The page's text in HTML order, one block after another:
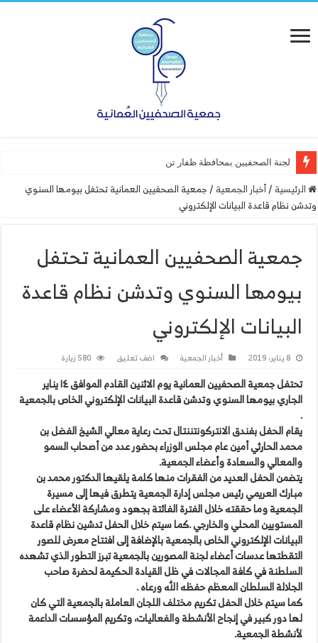
لجنة الصحفيين بمحافظة ظفار تنفذ ورشة عمل “أ
الرئيسية /أخبار الجمعية /جمعية الصحفيين العمانية تحتفل بيومها السنوي
وتدشن نظام قاعدة البيانات الإلكتروني
جمعية الصحفيين العمانية تحتفل
بيومها السنوي وتدشن نظام قاعدة
البيانات الإلكتروني
8 يناير، 2019 أخبار الجمعية اضف تعليق 580 زيارة
تحتفل جمعية الصحفيين العمانية يوم الاثنين القادم الموافق ١٤ يناير
الجاري بيومها السنوي وتدشن قاعدة البيانات الإلكتروني الخاص بالجمعية
.
يقام الحفل بفندق الانتركونتننتال تحت رعاية معالي الشيخ الفضل بن
محمد الحارثي أمين عام مجلس الوزراء بحضور عدد من أصحاب السمو
والمعالي والسعادة وأعضاء الجمعية.
يتضمن الحفل العديد من الفقرات منها كلمة يلقيها الدكتور محمد بن
مبارك العريمي رئيس مجلس إدارة الجمعية يتطرق فيها إلى مسيرة
الجمعية وما حققته خلال الفترة الفائتة بجهود ومشاركة الأعضاء على
المستويين المحلي والخارجي .كما سيتم خلال الحفل تدشين نظام قاعدة
البيانات الإلكتروني الخاص بالجمعية بالإضافة إلى افتتاح معرض للصور
التقطتها عدسات أعضاء لجنة المصورين بالجمعية تبرز التطور الذي تشهده
السلطنة في كافة المجالات في ظل القيادة الحكيمة لحضرة صاحب
الجلالة السلطان المعظم حفظه الله ورعاه .
كما سيتم خلال الحفل تكريم مختلف اللجان العاملة بالجمعية التي كان
لها دور كبير في إنجاح الأنشطة والفعاليات، وتكريم المؤسسات الداعمة
لأنشطة الجمعية.